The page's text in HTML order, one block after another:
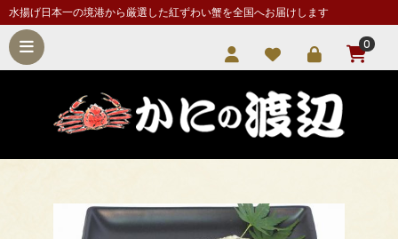
水揚げ日本一の境港から厳選した紅ずわい蟹を全国へお届けします
0